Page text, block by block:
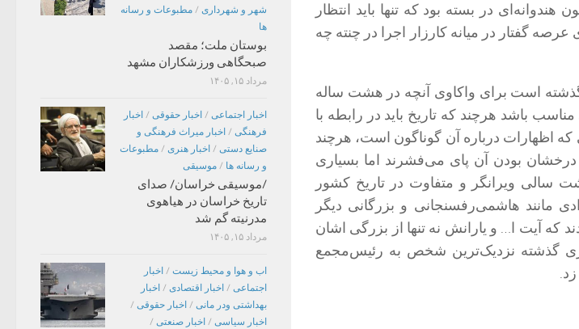
در بسته بود که تنها باید انتظار
عرصه گفتار در میانه کارزار اجرا در چنته ‌چه‌
گذشته است برای واکاوی آنچه در هشت ساله
باشد هرچند که تاریخ باید در رابطه با
اظهارات درباره آن گوناگون است، هرچند
درخشان بودن آن پای می‌فشرند اما بسیاری
سالی ویرانگر و متفاوت در تاریخ کشور
مانند هاشمی‌رفسنجانی و بزرگانی دیگر
آیت ا… و یارانش نه تنها از بزرگی اشان
گذشته نزدیک‌ترین شخص به رئیس‌مجمع
شهر و شهرداری / مطبوعات و رسانه
ها
بوستان ملت؛ مقصد
صبحگاهی ورزشکاران مشهد
مرداد ۱۵, ۱۴۰۵
اخبار اجتماعی / اخبار حقوقی / اخبار
فرهنگی / اخبار میراث فرهنگی و
صنایع دستی / اخبار هنری / مطبوعات
و رسانه ها / موسیقی
/موسیقی خراسان/ صدای
تاریخ خراسان در هیاهوی
مدرنیته گم شد
مرداد ۱۵, ۱۴۰۵
اب و هوا و محیط زیست / اخبار
اجتماعی / اخبار اقتصادی / اخبار
بهداشتی ودر مانی / اخبار حقوقی /
اخبار سیاسی / اخبار صنعتی /